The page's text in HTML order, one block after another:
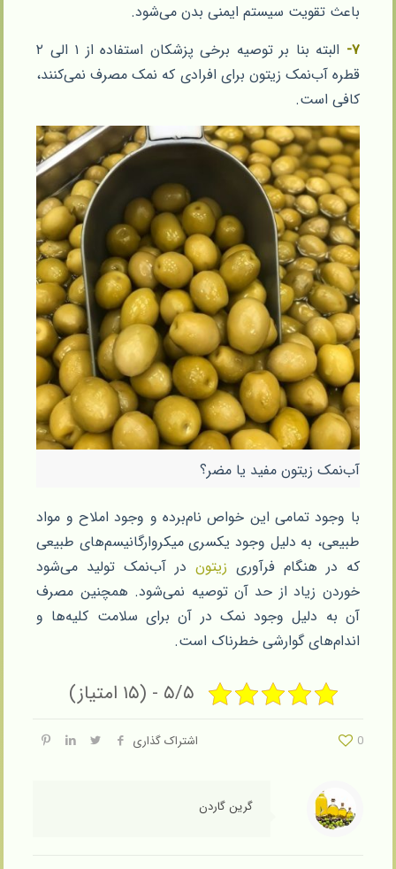
باعث تقویت سیستم ایمنی بدن می‌شود.
۷-
البته بنا بر توصیه برخی پزشکان استفاده از ۱ الی ۲
قطره آب‌نمک زیتون برای افرادی که نمک مصرف نمی‌کنند،
کافی است.
آب‌نمک زیتون مفید یا مضر؟
با وجود تمامی این خواص نام‌برده و وجود املاح و مواد
طبیعی، به دلیل وجود یکسری میکروارگانیسم‌های طبیعی
که در هنگام فرآوری زیتون در آب‌نمک تولید می‌شود
خوردن زیاد از حد آن توصیه نمی‌شود. همچنین مصرف
آن به دلیل وجود نمک در آن برای سلامت کلیه‌ها و
اندام‌های گوارشی خطرناک است.
۵/۵ - (۱۵ امتیاز)
اشتراک گذاری 0
گرین گاردن